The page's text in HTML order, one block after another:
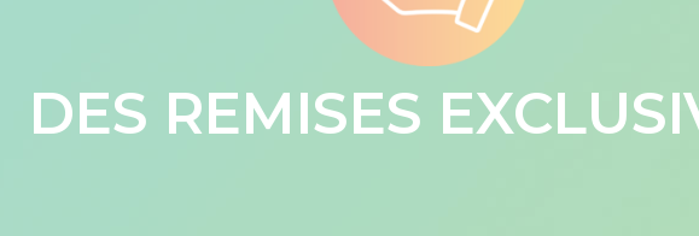
DES REMISES